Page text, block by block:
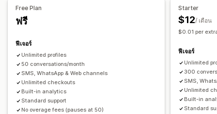
มอบหมายอัตโนมัติ
การติดตามคำสั่งซื้อ
หลายภาษา
การวิเคราะห์
Free Plan
ฟรี
ฟีเจอร์
Unlimited profiles
50 conversations/month
SMS, WhatsApp & Web channels
Unlimited checkouts
Built-in analytics
Standard support
No overage fees (pauses at 50)
Starter
$12/ เดือน
$0.01 per
ฟีเจอร์
Unlimited
300
SMS,
Unlimited
Built-in
Standard